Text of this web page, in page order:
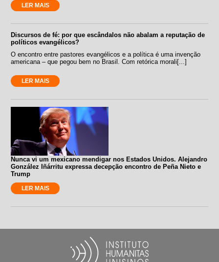
LER MAIS
Discursos de fé: por que escândalos não abalam a reputação de
políticos evangélicos?
O encontro entre pastores evangélicos e a política é uma invenção
americana – que pegou bem no Brasil. Com retórica morali[...]
LER MAIS
Nunca vi um mexicano mendigar nos Estados Unidos. Alejandro
González Iñárritu expressa decepção encontro de Peña Nieto e
Trump
LER MAIS